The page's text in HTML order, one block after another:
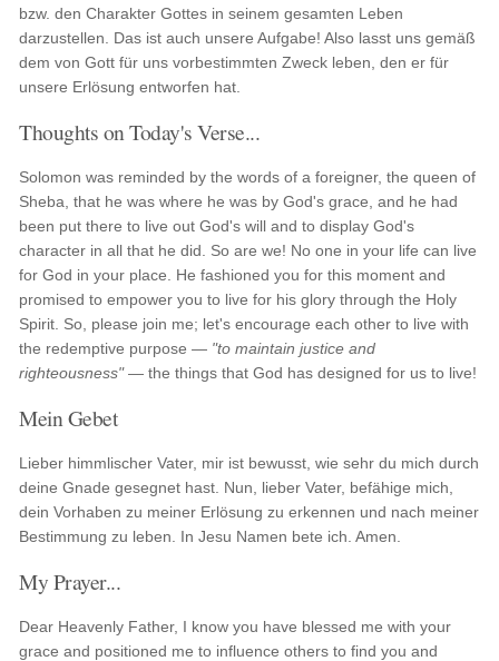
bzw. den Charakter Gottes in seinem gesamten Leben
darzustellen. Das ist auch unsere Aufgabe! Also lasst uns gemäß
dem von Gott für uns vorbestimmten Zweck leben, den er für
unsere Erlösung entworfen hat.
Thoughts on Today's Verse...
Solomon was reminded by the words of a foreigner, the queen of
Sheba, that he was where he was by God's grace, and he had
been put there to live out God's will and to display God's
character in all that he did. So are we! No one in your life can live
for God in your place. He fashioned you for this moment and
promised to empower you to live for his glory through the Holy
Spirit. So, please join me; let's encourage each other to live with
the redemptive purpose — "to maintain justice and
righteousness"— the things that God has designed for us to live!
Mein Gebet
Lieber himmlischer Vater, mir ist bewusst, wie sehr du mich durch
deine Gnade gesegnet hast. Nun, lieber Vater, befähige mich,
dein Vorhaben zu meiner Erlösung zu erkennen und nach meiner
Bestimmung zu leben. In Jesu Namen bete ich. Amen.
My Prayer...
Dear Heavenly Father, I know you have blessed me with your
grace and positioned me to influence others to find you and